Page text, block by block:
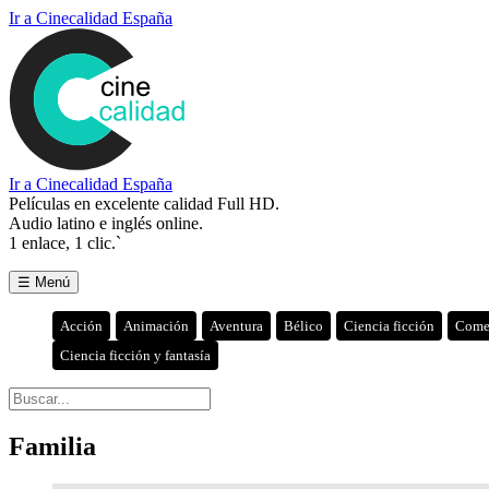
Ir a Cinecalidad España
Ir a Cinecalidad España
Películas en excelente calidad Full HD.
Audio latino e inglés online.
1 enlace, 1 clic.`
☰ Menú
Acción Animación Aventura Bélico Ciencia ficción
Ciencia ficción y fantasía
Familia